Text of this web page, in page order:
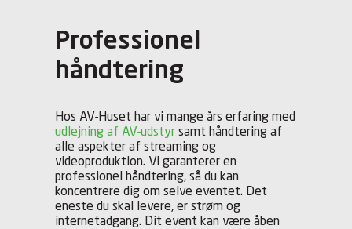
Professionel
håndtering
Hos AV-Huset har vi mange års erfaring med
udlejning af AV-udstyr samt håndtering af
alle aspekter af streaming og
videoproduktion. Vi garanterer en
professionel håndtering, så du kan
koncentrere dig om selve eventet. Det
eneste du skal levere, er strøm og
internetadgang. Dit event kan være åben